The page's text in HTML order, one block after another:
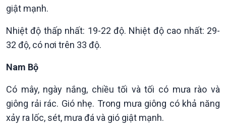
giật mạnh.
Nhiệt độ thấp nhất: 19-22 độ. Nhiệt độ cao nhất: 29-
32 độ, có nơi trên 33 độ.
Nam Bộ
Có mây, ngày nắng, chiều tối và tối có mưa rào và
giông rải rác. Gió nhẹ. Trong mưa giông có khả năng
xảy ra lốc, sét, mưa đá và gió giật mạnh.